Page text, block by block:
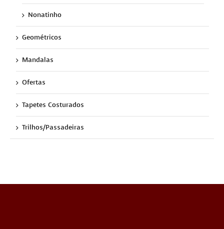
Nonatinho
Geométricos
Mandalas
Ofertas
Tapetes Costurados
Trilhos/Passadeiras